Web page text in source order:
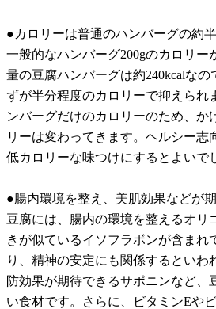
●カロリーは普通のハンバーグの約
一般的なハンバーグ200gのカロリー
量の豆腐ハンバーグは約240kcalな
ずが半分程度のカロリーで抑えられ
ンバーグだけのカロリーのため、か
リーは変わってきます。ヘルシー志
低カロリーな味つけにするとよいで
●腸内環境を整え、美肌効果などが
豆腐には、腸内の環境を整えるオリ
きが似ているイソフラボンが含まれ
り、精神の安定にも関係するといわ
防効果が期待できるサポニンなど、
い食材です。さらに、ビタミンEや